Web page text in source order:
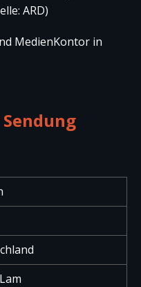
ARD)
MedienKontor in